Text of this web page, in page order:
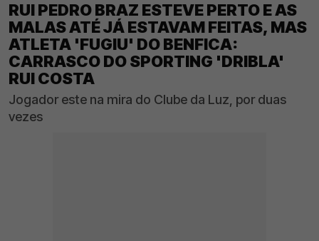
RUI PEDRO BRAZ ESTEVE PERTO E AS
MALAS ATÉ JÁ ESTAVAM FEITAS, MAS
ATLETA 'FUGIU' DO BENFICA:
CARRASCO DO SPORTING 'DRIBLA'
RUI COSTA
Jogador este na mira do Clube da Luz, por duas
vezes